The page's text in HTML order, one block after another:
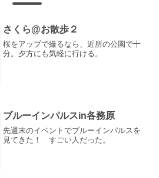
さくら@お散歩２
桜をアップで撮るなら、近所の公園で十
分。夕方にも気軽に行ける。
ブルーインパルスin各務原
先週末のイベントでブルーインパルスを
見てきた！ すごい人だった。